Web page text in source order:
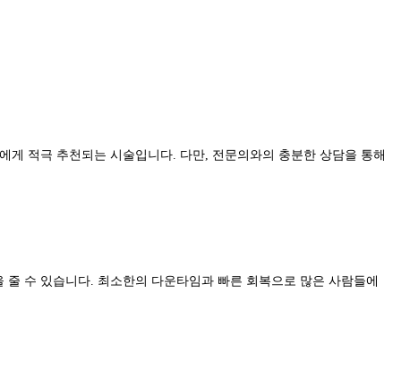
적극 추천되는 시술입니다. 다만, 전문의와의 충분한 상담을 통해
수 있습니다. 최소한의 다운타임과 빠른 회복으로 많은 사람들에